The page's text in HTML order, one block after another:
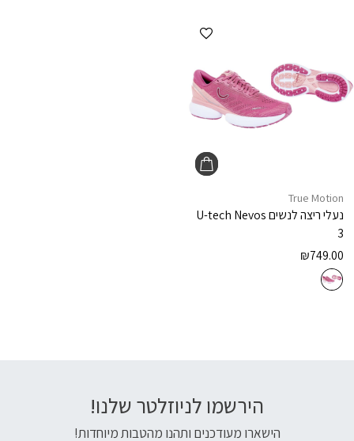
הוספה למועדפים
True Motion
נעלי ריצה לנשיםU-tech Nevos
3
₪749.00
הירשמו לניוזלטר שלנו!
הישארו מעודכנים ותהנו מהטבות מיוחדות!